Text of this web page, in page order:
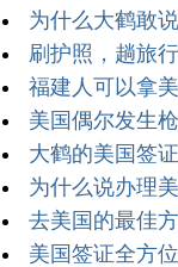
为什么大鹤敢
刷护照，趟旅
福建人可以拿
美国偶尔发生
大鹤的美国签
为什么说办理
去美国的最佳
美国签证全方